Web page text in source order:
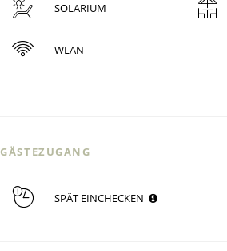
SOLARIUM
WLAN
GÄSTEZUGANG
SPÄT EINCHECKEN